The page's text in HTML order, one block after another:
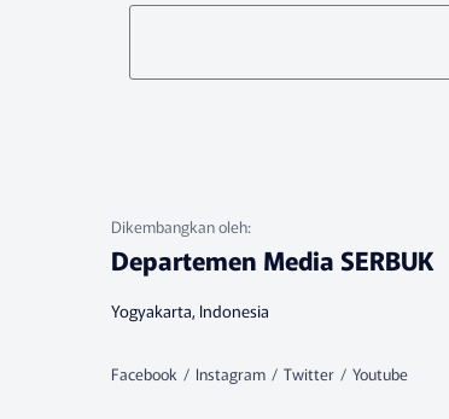
Departemen Media SERBUK
Yogyakarta, Indonesia